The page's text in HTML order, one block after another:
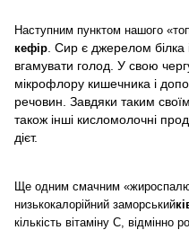
Наступним пунктом нашого
кефір . Сир є джерелом
вгамувати голод. У свою
мікрофлору кишечника і
речовин. Завдяки таким
також інші кисломолочні
дієт.
Ще одним смачним
низькокалорійний заморський
кількість вітаміну С,